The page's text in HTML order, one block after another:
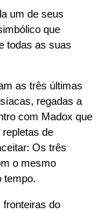
um de seus
que
todas as suas
as três últimas
regadas a
com Madox que
de
Os três
o mesmo
tempo.
fronteiras do